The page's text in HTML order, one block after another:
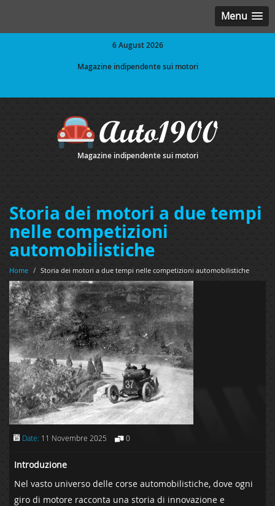
Menu
6 August 2026
Magazine indipendente sui motori
Magazine indipendente sui motori
Storia dei motori a due tempi
nelle competizioni
automobilistiche
Home / Storia dei motori a due tempi nelle competizioni automobilistiche
Date: 11 Novembre 2025 0
Introduzione
Nel vasto universo delle corse automobilistiche, dove ogni
giro di ⁣motore racconta una‌ storia di innovazione e